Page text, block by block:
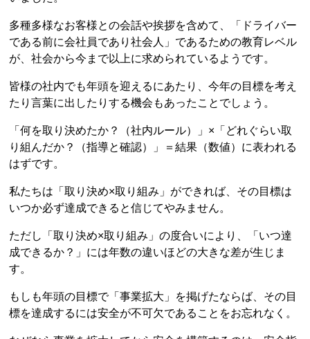
多種多様なお客様との会話や挨拶を含めて、「ドライバー
である前に会社員であり社会人」であるための教育レベル
が、社会から今まで以上に求められているようです。
皆様の社内でも年頭を迎えるにあたり、今年の目標を考え
たり言葉に出したりする機会もあったことでしょう。
「何を取り決めたか？（社内ルール）」×「どれぐらい取
り組んだか？（指導と確認）」＝結果（数値）に表われる
はずです。
私たちは「取り決め×取り組み」ができれば、その目標は
いつか必ず達成できると信じてやみません。
ただし「取り決め×取り組み」の度合いにより、「いつ達
成できるか？」には年数の違いほどの大きな差が生じま
す。
もしも年頭の目標で「事業拡大」を掲げたならば、その目
標を達成するには安全が不可欠であることをお忘れなく。